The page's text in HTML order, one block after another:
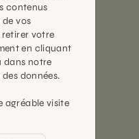
contenus
vos
retirer votre
en cliquant
dans notre
données.
agréable visite